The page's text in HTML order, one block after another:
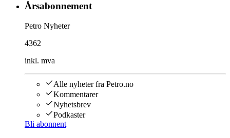
Årsabonnement
Petro Nyheter
4362
inkl. mva
Alle nyheter fra Petro.no
Kommentarer
Nyhetsbrev
Podkaster
Bli abonnent